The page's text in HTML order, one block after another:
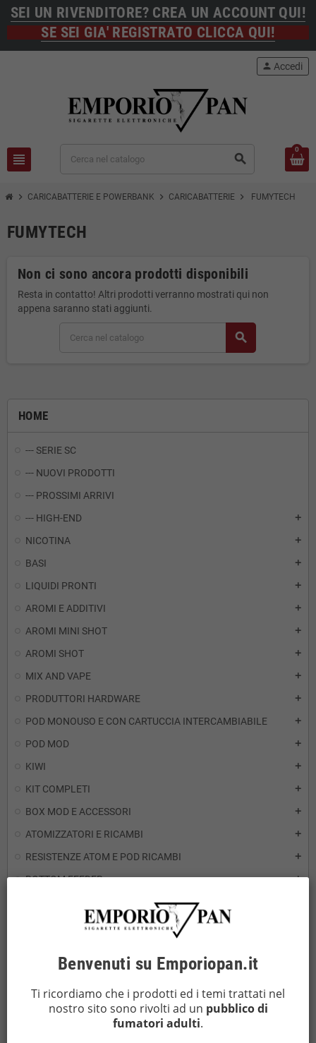
SEI UN RIVENDITORE? CREA UN ACCOUNT QUI!
SE SEI GIA' REGISTRATO CLICCA QUI!
view_headline search
person Accedi
0
chevron_right CARICABATTERIE E POWERBANK chevron_right CARICABATTERIE chevron_right FUMYTECH
HOME
--- SERIE SC
--- NUOVI PRODOTTI
--- PROSSIMI ARRIVI
--- HIGH-END
add
NICOTINA add
BASI add
LIQUIDI PRONTI add
AROMI E ADDITIVI add
AROMI MINI SHOT add
AROMI SHOT add
MIX AND VAPE add
PRODUTTORI HARDWARE add
POD MONOUSO E CON CARTUCCIA INTERCAMBIABILE add
POD MOD add
KIWI add
KIT COMPLETI add
BOX MOD E ACCESSORI add
ATOMIZZATORI E RICAMBI add
RESISTENZE ATOM E POD RICAMBI add
BOTTOM FEEDER add
TUBI E ACCESSORI
CIRCUITI
BATTERIE E ACCESSORI
CARICABATTERIE E POWERBANK
FUMYTECH
Non ci sono ancora prodotti disponibili
Resta in contatto! Altri prodotti verranno mostrati qui non
appena saranno stati aggiunti.
search
Benvenuti su Emporiopan.it
Ti ricordiamo che i prodotti ed i temi trattati nel
nostro sito sono rivolti ad un pubblico di
fumatori adulti.